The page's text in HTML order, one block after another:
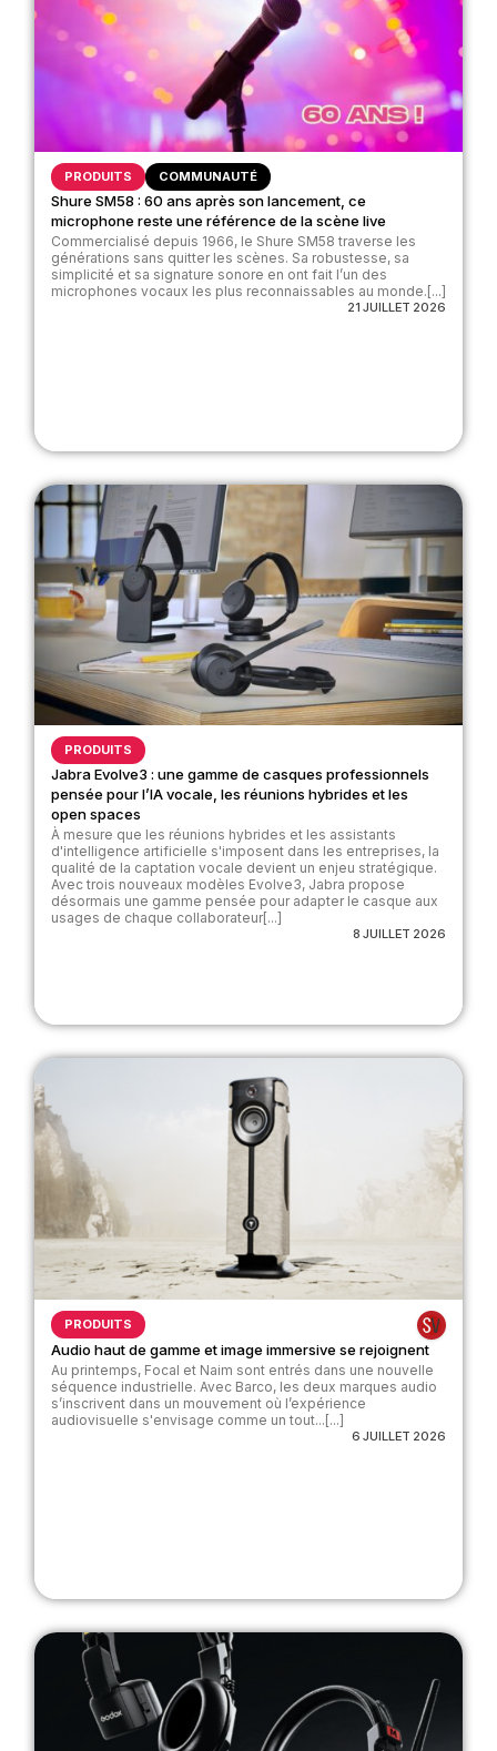
PRODUITS COMMUNAUTÉ
Shure SM58 : 60 ans après son lancement, ce
microphone reste une référence de la scène live
Commercialisé depuis 1966, le Shure SM58 traverse les
générations sans quitter les scènes. Sa robustesse, sa
simplicité et sa signature sonore en ont fait l’un des
microphones vocaux les plus reconnaissables au monde.[...]
21 JUILLET 2026
PRODUITS
Jabra Evolve3 : une gamme de casques professionnels
pensée pour l’IA vocale, les réunions hybrides et les
open spaces
À mesure que les réunions hybrides et les assistants
d'intelligence artificielle s'imposent dans les entreprises, la
qualité de la captation vocale devient un enjeu stratégique.
Avec trois nouveaux modèles Evolve3, Jabra propose
désormais une gamme pensée pour adapter le casque aux
usages de chaque collaborateur[...]
8 JUILLET 2026
PRODUITS
Audio haut de gamme et image immersive se rejoignent
Au printemps, Focal et Naim sont entrés dans une nouvelle
séquence industrielle. Avec Barco, les deux marques audio
s’inscrivent dans un mouvement où l’expérience
audiovisuelle s'envisage comme un tout...[...]
6 JUILLET 2026